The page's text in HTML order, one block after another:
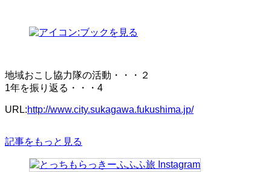
地域おこし協力隊の活動・・・２
1年を振り返る・・・4
URL:http://www.city.sukagawa.fukushima.jp/
記事をもっと見る